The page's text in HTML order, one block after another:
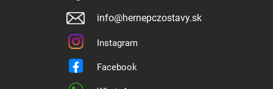
info@hernepczostavy.sk
Instagram
Facebook